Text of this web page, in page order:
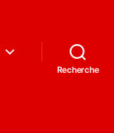
Recherche